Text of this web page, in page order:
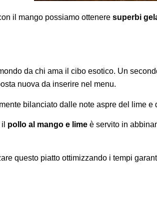
il mango possiamo ottenere superbi
da chi ama il cibo esotico. Un
nuova da inserire nel menu.
bilanciato dalle note aspre del lime e
pollo al mango e lime è servito in
questo piatto ottimizzando i tempi